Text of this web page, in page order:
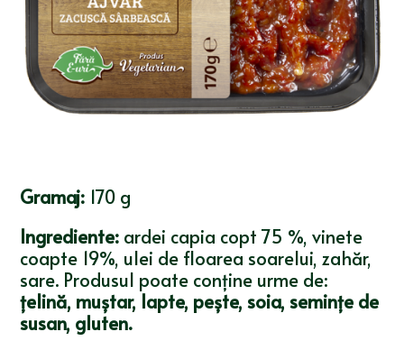
Gramaj: 170 g
Ingrediente: ardei capia copt 75 %, vinete
coapte 19%, ulei de floarea soarelui, zahăr,
sare. Produsul poate conține urme de:
țelină, muștar, lapte, pește, soia, semințe de
susan, gluten.